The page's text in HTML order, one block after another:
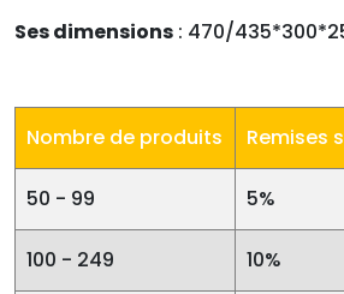
Ses dimensions : 470/
Nombre de produits Remises
50 - 99 5%
100 - 249 10%